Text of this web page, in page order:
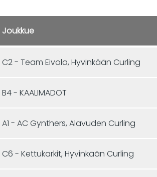
Joukkue
C2 - Team Eivola, Hyvinkään Curling
B4 - KAALIMADOT
A1 - AC Gynthers, Alavuden Curling
C6 - Kettukarkit, Hyvinkään Curling